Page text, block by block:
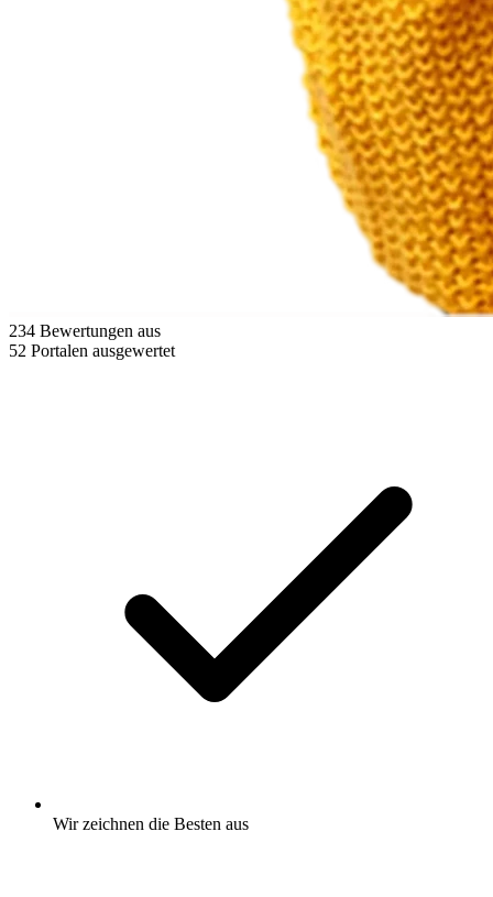
234 Bewertungen aus
52 Portalen ausgewertet
Wir zeichnen die Besten aus